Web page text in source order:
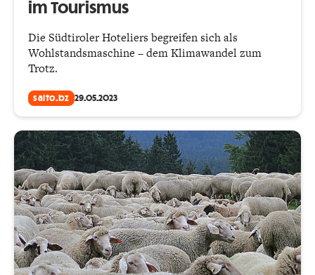
im Tourismus
Die Südtiroler Hoteliers begreifen sich als
Wohlstandsmaschine – dem Klimawandel zum
Trotz.
salto.bz 29.05.2023